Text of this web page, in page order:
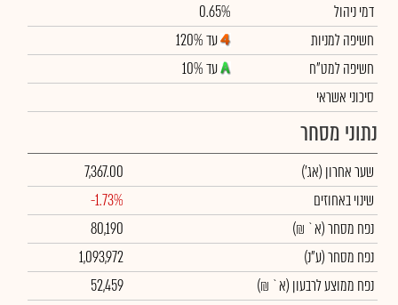
דמי ניהול
0.65%
חשיפה למניות
עד 120%
חשיפה למט"ח
עד 10%
סיכוני אשראי
נתוני מסחר
שער אחרון (אג')
7,367.00
שינוי באחוזים
-1.73%
נפח מסחר(א` ₪)
80,190
נפח מסחר(ע"נ)
1,093,972
נפח ממוצע לרבעון (א` ₪)
52,459